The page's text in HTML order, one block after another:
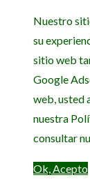
Nuestro
su
sitio web
Google
web, usted
nuestra
consultar
Ok, Acepto